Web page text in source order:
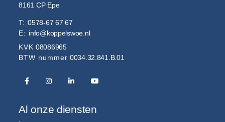
8161 CP Epe
T:0578-67 67 67
E: info@koppelswoe.nl
KVK 08086965
BTW nummer 0034.32.841.B.01
Al onze diensten